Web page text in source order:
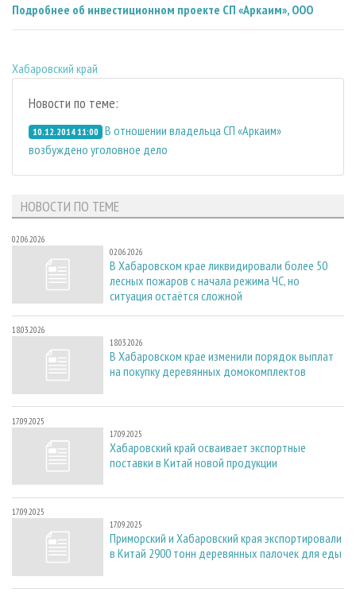
Подробнее об инвестиционном проекте СП «Аркаим», ООО
Хабаровский край
Новости по теме:
10.12.2014 11:00 В отношении владельца СП «Аркаим»
возбуждено уголовное дело
НОВОСТИ ПО ТЕМЕ
02.06.2026
02.06.2026
В Хабаровском крае ликвидировали более 50
лесных пожаров с начала режима ЧС, но
ситуация остаётся сложной
18.03.2026
18.03.2026
В Хабаровском крае изменили порядок выплат
на покупку деревянных домокомплектов
17.09.2025
17.09.2025
Хабаровский край осваивает экспортные
поставки в Китай новой продукции
17.09.2025
17.09.2025
Приморский и Хабаровский края экспортировали
в Китай 2900 тонн деревянных палочек для еды